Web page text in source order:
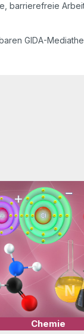
barrierefreie
GIDA-
Chemie